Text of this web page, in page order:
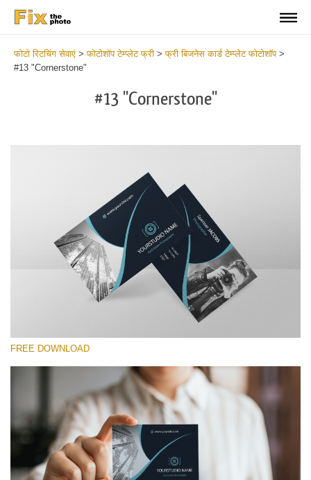
फोटो रिटचिंग सेवाएं >फोटोशॉप टेम्प्लेट फ्री >फ्री बिजनेस कार्ड टेम्प्लेट फोटोशॉप>
#13 "Cornerstone"
#13 "Cornerstone"
कृपया चुने
Free Template #13
Photography Flyer Template
FREE DOWNLOAD